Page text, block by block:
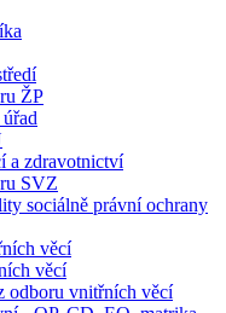
ŽP
a zdravotnictví
SVZ
sociálně právní ochrany
věcí
věcí
odboru vnitřních věcí